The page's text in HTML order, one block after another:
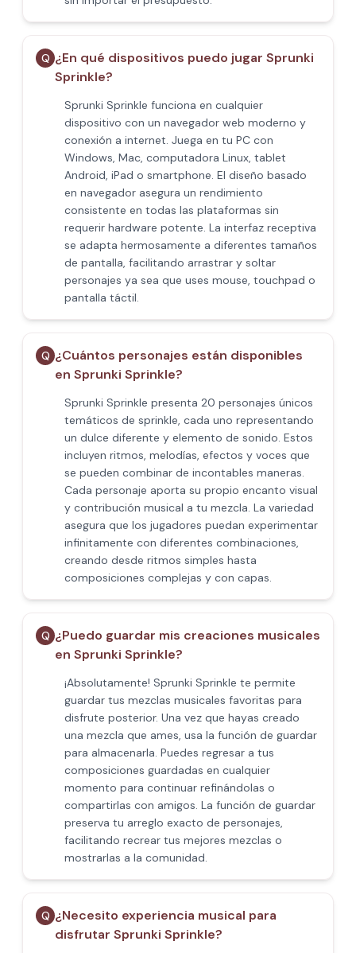
Q ¿En qué dispositivos puedo jugar Sprunki
Sprinkle?
Sprunki Sprinkle funciona en cualquier
dispositivo con un navegador web moderno y
conexión a internet. Juega en tu PC con
Windows, Mac, computadora Linux, tablet
Android, iPad o smartphone. El diseño basado
en navegador asegura un rendimiento
consistente en todas las plataformas sin
requerir hardware potente. La interfaz receptiva
se adapta hermosamente a diferentes tamaños
de pantalla, facilitando arrastrar y soltar
personajes ya sea que uses mouse, touchpad o
pantalla táctil.
Q ¿Cuántos personajes están disponibles
en Sprunki Sprinkle?
Sprunki Sprinkle presenta 20 personajes únicos
temáticos de sprinkle, cada uno representando
un dulce diferente y elemento de sonido. Estos
incluyen ritmos, melodías, efectos y voces que
se pueden combinar de incontables maneras.
Cada personaje aporta su propio encanto visual
y contribución musical a tu mezcla. La variedad
asegura que los jugadores puedan experimentar
infinitamente con diferentes combinaciones,
creando desde ritmos simples hasta
composiciones complejas y con capas.
Q ¿Puedo guardar mis creaciones musicales
en Sprunki Sprinkle?
¡Absolutamente! Sprunki Sprinkle te permite
guardar tus mezclas musicales favoritas para
disfrute posterior. Una vez que hayas creado
una mezcla que ames, usa la función de guardar
para almacenarla. Puedes regresar a tus
composiciones guardadas en cualquier
momento para continuar refinándolas o
compartirlas con amigos. La función de guardar
preserva tu arreglo exacto de personajes,
facilitando recrear tus mejores mezclas o
mostrarlas a la comunidad.
Q ¿Necesito experiencia musical para
disfrutar Sprunki Sprinkle?